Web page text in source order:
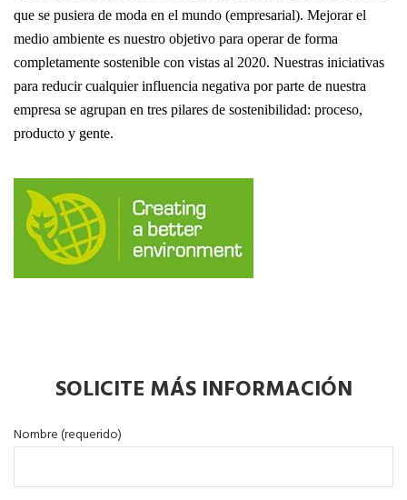
que se pusiera de moda en el mundo (empresarial). Mejorar el
medio ambiente es nuestro objetivo para operar de forma
completamente sostenible con vistas al 2020. Nuestras iniciativas
para reducir cualquier influencia negativa por parte de nuestra
empresa se agrupan en tres pilares de sostenibilidad: proceso,
producto y gente.
SOLICITE MÁS INFORMACIÓN
Nombre (requerido)